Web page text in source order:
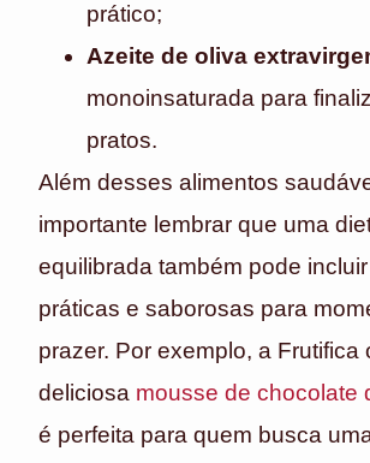
prático;
Azeite de oliva
monoinsaturada para
pratos.
Além desses alimentos
importante lembrar que uma
equilibrada também pode
práticas e saborosas para
prazer. Por exemplo, a Frutifica
deliciosa mousse de chocolate
é perfeita para quem busca